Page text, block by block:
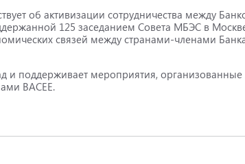
об активизации сотрудничества между
125 заседанием Совета МБЭС в
связей между странами-членами
и поддерживает мероприятия,
BACEE.